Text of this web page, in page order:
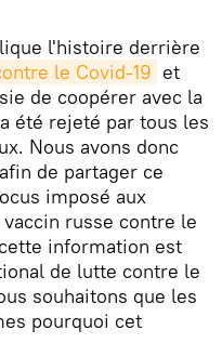
l'histoire derrière
le Covid-19 et
de coopérer avec la
été rejeté par tous les
Nous avons donc
de partager ce
imposé aux
russe contre le
information est
de lutte contre le
souhaitons que les
pourquoi cet